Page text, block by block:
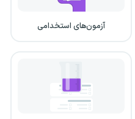
آزمون‌های استخدامی